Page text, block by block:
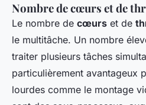
Nombre de cœurs et de
Le nombre de cœurs et de
le multitâche. Un nombre
traiter plusieurs tâches
particulièrement avantageux
lourdes comme le montage